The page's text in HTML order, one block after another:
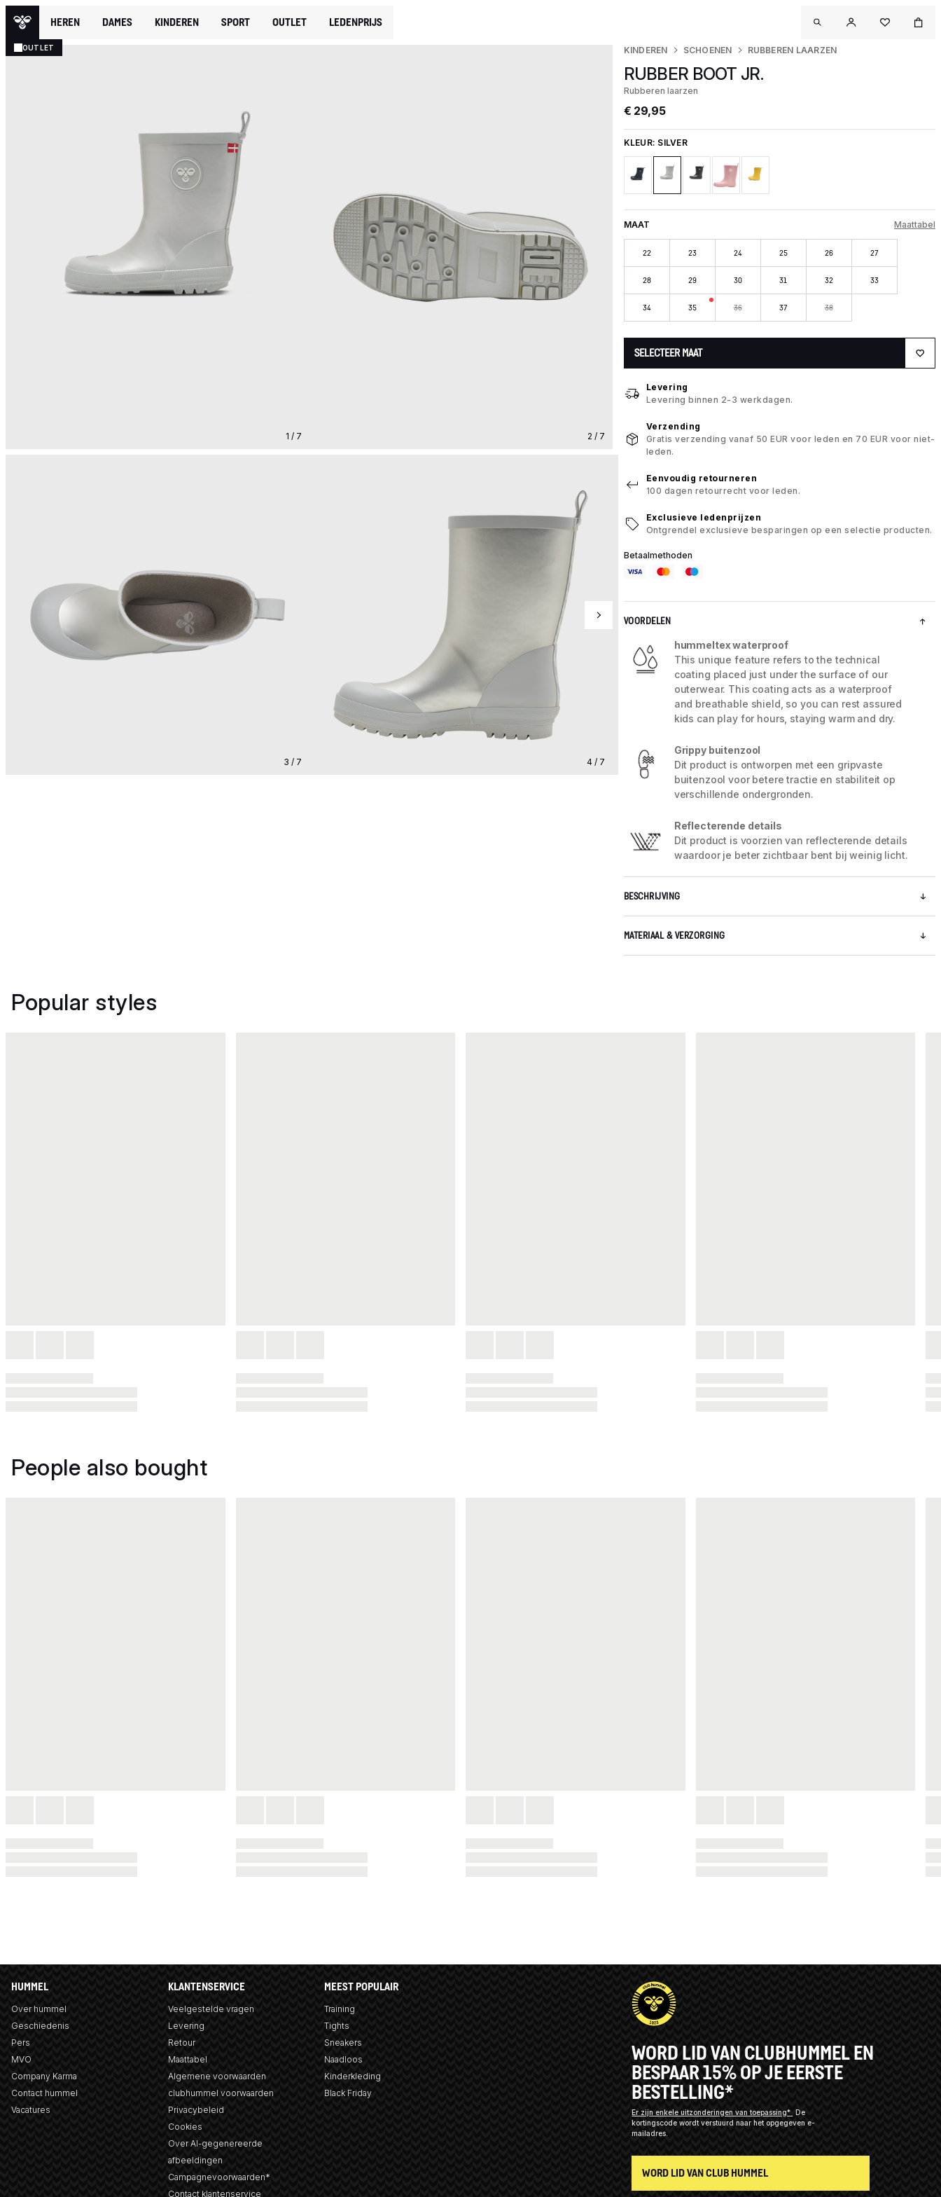
HEREN DAMES KINDEREN SPORT OUTLET LEDENPRIJS
OUTLET
1 / 7 2 / 7
3 / 7 4 / 7
KINDEREN SCHOENEN RUBBEREN LAARZEN
RUBBER BOOT JR.
Rubberen laarzen
€ 29,95
KLEUR: SILVER
MAAT Maattabel
22 23 24 25 26 27
28 29 30 31 32 33
34 35 36 37 38
SELECTEER MAAT
Levering
Levering binnen 2-3 werkdagen.
Verzending
Gratis verzending vanaf 50 EUR voor leden en 70 EUR voor niet-
leden.
Eenvoudig retourneren
100 dagen retourrecht voor leden.
Exclusieve ledenprijzen
Ontgrendel exclusieve besparingen op een selectie producten.
Betaalmethoden
VOORDELEN
hummeltex waterproof
This unique feature refers to the technical
coating placed just under the surface of our
outerwear. This coating acts as a waterproof
and breathable shield, so you can rest assured
kids can play for hours, staying warm and dry.
Grippy buitenzool
Dit product is ontworpen met een gripvaste
buitenzool voor betere tractie en stabiliteit op
verschillende ondergronden.
Reflecterende details
Dit product is voorzien van reflecterende details
waardoor je beter zichtbaar bent bij weinig licht.
BESCHRIJVING
MATERIAAL & VERZORGING
Popular styles
People also bought
HUMMEL
Over hummel
Geschiedenis
Pers
MVO
Company Karma
Contact hummel
Vacatures
KLANTENSERVICE
Veelgestelde vragen
Levering
Retour
Maattabel
Algemene voorwaarden
clubhummel voorwaarden
Privacybeleid
Cookies
Over AI-gegenereerde
afbeeldingen
Campagnevoorwaarden*
Contact klantenservice
MEEST POPULAIR
Training
Tights
Sneakers
Naadloos
Kinderkleding
Black Friday
WORD LID VAN CLUBHUMMEL EN
BESPAAR 15% OP JE EERSTE
BESTELLING*
Er zijn enkele uitzonderingen van toepassing*
De
kortingscode wordt verstuurd naar het opgegeven e-
mailadres.
WORD LID VAN CLUB HUMMEL